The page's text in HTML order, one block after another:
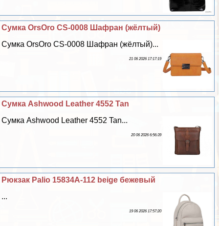
Сумка OrsOro CS-0008 Шафран (жёлтый)
Сумка OrsOro CS-0008 Шафран (жёлтый)...
21 06 2026 17:17:19
Сумка Ashwood Leather 4552 Tan
Сумка Ashwood Leather 4552 Tan...
20 06 2026 6:56:39
Рюкзак Palio 15834A-112 beige бежевый
...
19 06 2026 17:57:20